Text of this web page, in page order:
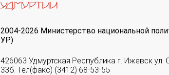
2004-2026 Министерство национальной
УР)
426063 Удмуртская Республика г. Ижевск
33б. Тел(факс) (3412) 68-53-55